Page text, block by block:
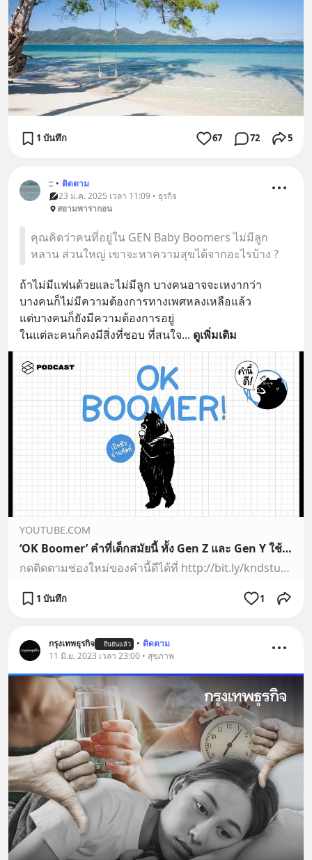
1 บันทึก 67 72 5
:: • ติดตาม
23 ม.ค. 2025 เวลา 11:09 • ธุรกิจ
สยามพารากอน
คุณคิดว่าคนที่อยู่ใน GEN Baby Boomers ไม่มีลูก
หลาน ส่วนใหญ่ เขาจะหาความสุขได้จากอะไรบ้าง ?
ถ้าไม่มีแฟนด้วยและไม่มีลูก บางคนอาจจะเหงากว่า
บางคนก็ไม่มีความต้องการทางเพศหลงเหลือแล้ว
แต่บางคนก็ยังมีความต้องการอยู่
ในแต่ละคนก็คงมีสิ่งที่ชอบ ที่สนใจ... ดูเพิ่มเติม
YOUTUBE.COM
‘OK Boomer’ คำที่เด็กสมัยนี้ ทั้ง Gen Z และ Gen Y ใช้ต่อสู้กับมนุษย์ป้า และมนุษย์ลุง คำนี้ดี EP.325
กดติดตามช่องใหม่ของคำนี้ดีได้ที่ http://bit.ly/kndstudio มีคลิปใหม่รอทุกคนอยู่เพียบ 😊ประเทศเนเธอร์แลนด์ยกให้วลีนี้เป็นคำแห่งปี 2019 ที่ผ่านมา ความน่าสนใจคือ…
1 บันทึก 1
กรุงเทพธุรกิจ ยืนยันแล้ว • ติดตาม
11 มิ.ย. 2023 เวลา 23:00 • สุขภาพ